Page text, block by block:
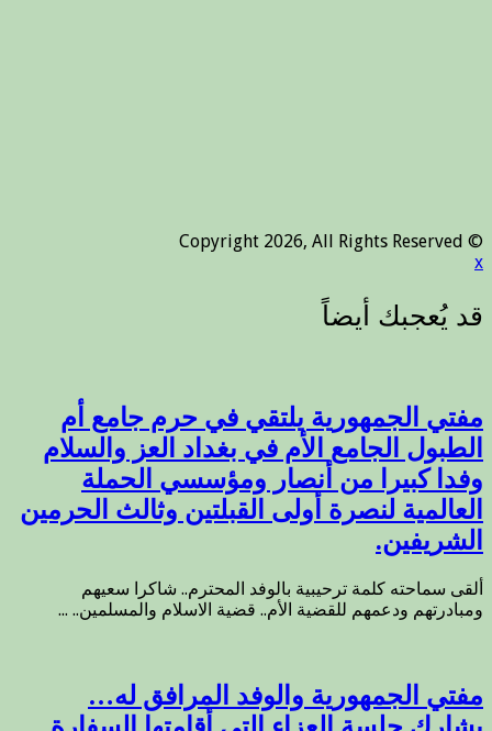
© Copyright 2026, All Rights Reserved
x
مفتي الجمهورية يلتقي في حرم جامع أم
الطبول الجامع الأم في بغداد العز والسلام
وفدا كبيرا من أنصار ومؤسسي الحملة
العالمية لنصرة أولى القبلتين وثالث الحرمين
الشريفين.
ألقى سماحته كلمة ترحيبية بالوفد المحترم.. شاكرا سعيهم
ومبادرتهم ودعمهم للقضية الأم.. قضية الاسلام والمسلمين.. ...
مفتي الجمهورية والوفد المرافق له…